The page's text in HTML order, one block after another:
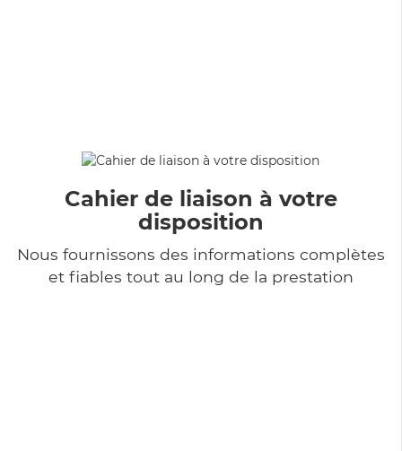
Cahier de liaison à votre
disposition
Nous fournissons des informations complètes
et fiables tout au long de la prestation